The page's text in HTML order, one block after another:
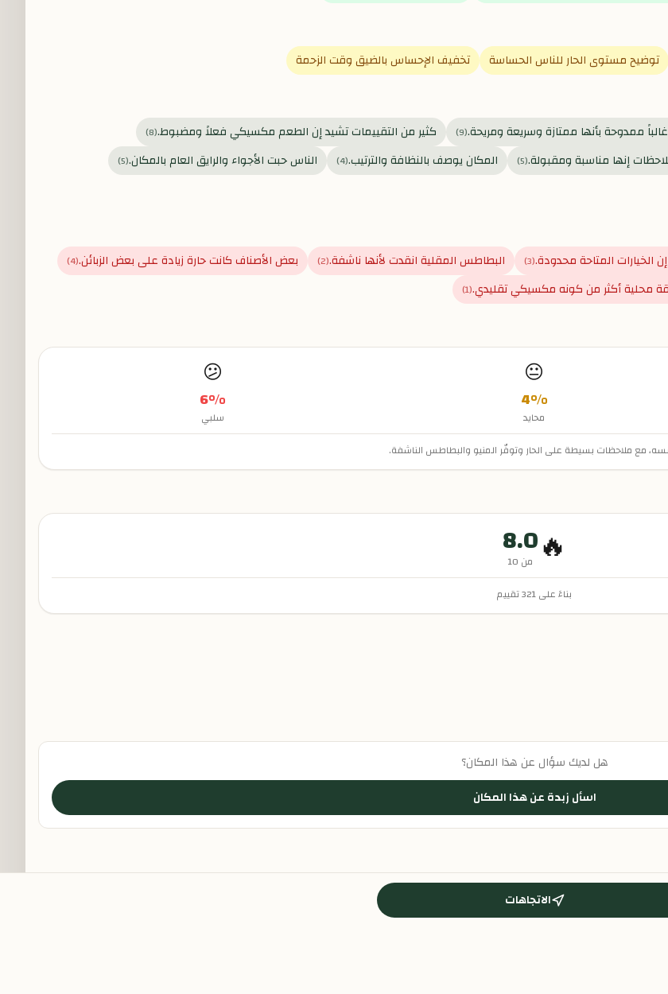
توضيح مستوى الحار للناس الحساسة تخفيف الإحساس بالضيق وقت الزحمة
ممدوحة بأنها ممتازة وسريعة ومريحة.(
9
) كثير من التقييمات تشيد إن الطعم مكسيكي فعلاً ومضبوط.(
8
)
إنها مناسبة ومقبولة.(
5
) المكان يوصف بالنظافة والترتيب.(
4
) الناس حبت الأجواء والرايق العام بالمكان.(
5
)
الخيارات المتاحة محدودة.(
3
) البطاطس المقلية انقدت لأنها ناشفة.(
2
) بعض الأصناف كانت حارة زيادة على بعض الزبائن.(
4
)
محلية أكثر من كونه مكسيكي تقليدي.(
1
)
😐
4%
محايد
😕
6%
سلبي
مع ملاحظات بسيطة على الحار وتوفّر المنيو والبطاطس الناشفة.
🔥
8.0
من 10
بناءً على321تقييم
هل لديك سؤال عن هذا المكان؟
اسأل زبدة عن هذا المكان
الاتجاهات